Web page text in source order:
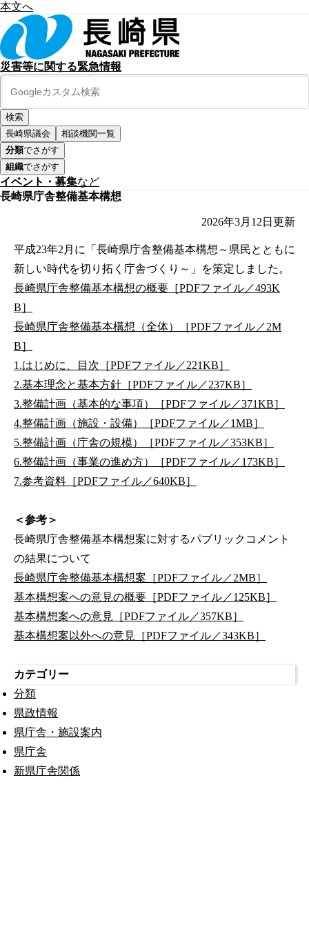
本文へ
災害等に関する緊急情報
長崎県議会
相談機関一覧
分類でさがす
組織でさがす
イベント・募集など
長崎県庁舎整備基本構想
2026年3月12日 更新
平成23年2月に「長崎県庁舎整備基本構想～県民とともに
新しい時代を切り拓く庁舎づくり～」を策定しました。
長崎県庁舎整備基本構想の概要［PDFファイル／493K
B］
長崎県庁舎整備基本構想（全体）［PDFファイル／2M
B］
1.はじめに、目次［PDFファイル／221KB］
2.基本理念と基本方針［PDFファイル／237KB］
3.整備計画（基本的な事項）［PDFファイル／371KB］
4.整備計画（施設・設備）［PDFファイル／1MB］
5.整備計画（庁舎の規模）［PDFファイル／353KB］
6.整備計画（事業の進め方）［PDFファイル／173KB］
7.参考資料［PDFファイル／640KB］
＜参考＞
長崎県庁舎整備基本構想案に対するパブリックコメント
の結果について
長崎県庁舎整備基本構想案［PDFファイル／2MB］
基本構想案への意見の概要［PDFファイル／125KB］
基本構想案への意見［PDFファイル／357KB］
基本構想案以外への意見［PDFファイル／343KB］
カテゴリー
分類
県政情報
県庁舎・施設案内
県庁舎
新県庁舎関係